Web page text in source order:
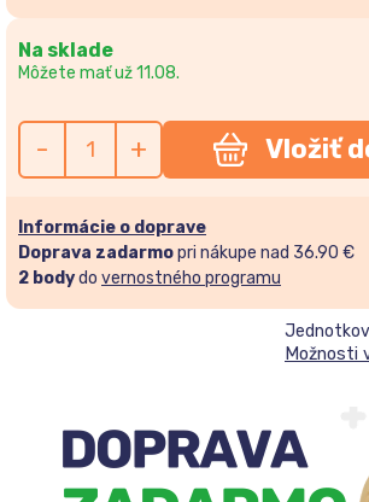
Na sklade
Môžete mať už 11.08.
- + Vložiť
Informácie o doprave
Doprava zadarmopri nákupe nad 36.90 €
2 bodydo vernostného programu
Možnosti